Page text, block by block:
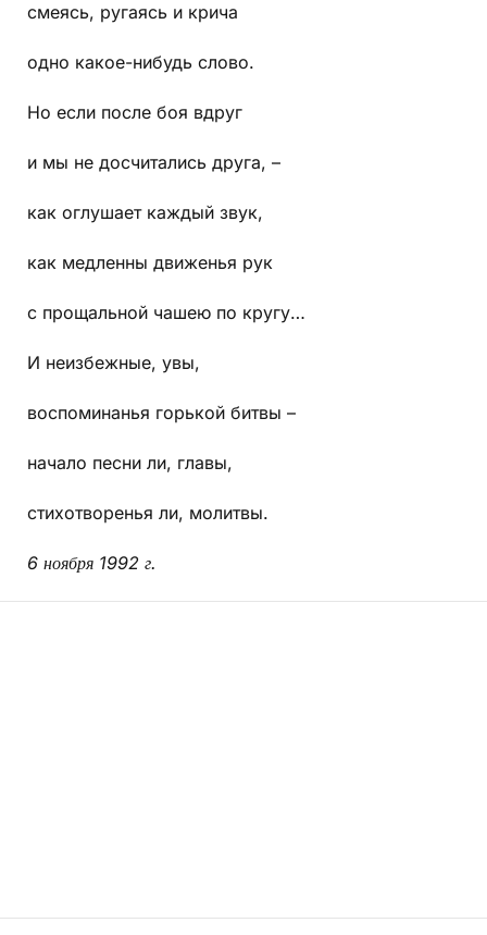
смеясь, ругаясь и крича
одно какое-нибудь слово.
Но если после боя вдруг
и мы не досчитались друга, –
как оглушает каждый звук,
как медленны движенья рук
с прощальной чашею по кругу…
И неизбежные, увы,
воспоминанья горькой битвы –
начало песни ли, главы,
стихотворенья ли, молитвы.
6 ноября 1992 г.